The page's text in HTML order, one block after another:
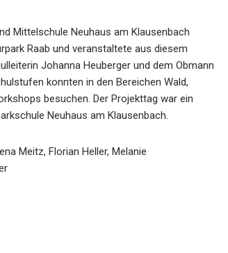
Mittelschule Neuhaus am Klausenbach
Raab und veranstaltete aus diesem
Johanna Heuberger und dem Obmann
konnten in den Bereichen Wald,
besuchen. Der Projekttag war ein
Neuhaus am Klausenbach.
Meitz, Florian Heller, Melanie